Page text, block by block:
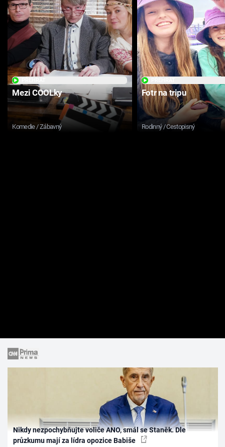
Mezi COOLky
Komedie / Zábavný
Fotr na tripu
Rodinný / Cestopisný
Nikdy nezpochybňujte voliče ANO, smál se Staněk. Dle
průzkumu mají za lídra opozice Babiše